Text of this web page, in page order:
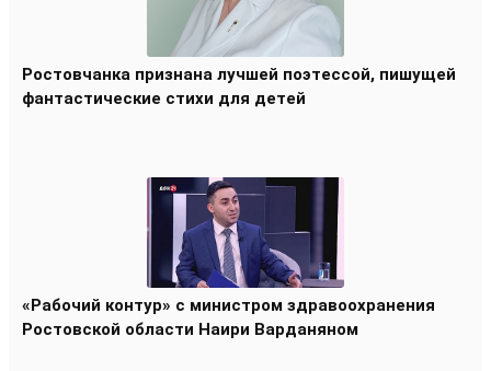
Ростовчанка признана лучшей поэтессой, пишущей
фантастические стихи для детей
«Рабочий контур» с министром здравоохранения
Ростовской области Наири Варданяном